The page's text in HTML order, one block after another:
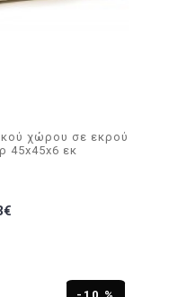
χώρου σε εκρού
45x45x6 εκ